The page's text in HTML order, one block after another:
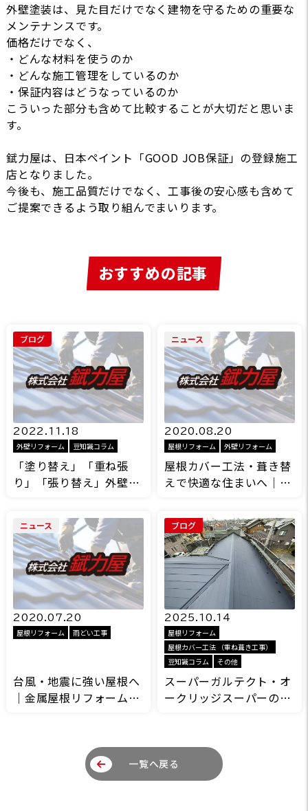
外壁塗装は、見た目だけでなく建物を守るための重要な
メンテナンスです。
価格だけでなく、
・どんな材料を使うのか
・どんな施工管理をしているのか
・保証内容はどうなっているのか
こういった部分も含めて比較することが大切だと思いま
す。
錻力屋は、日本ペイント「GOOD JOB保証」の登録施工
店となりました。
今後も、施工品質だけでなく、工事後の安心感も含めて
ご提案できるよう取り組んでまいります。
おすすめの記事
ブログ
2022.11.18
外壁リフォーム 豆知識コラム
「塗り替え」「重ね張
り」「張り替え」外壁リ
ニュース
2020.08.20
屋根リフォーム 外壁リフォーム
屋根カバー工法・葺き替
えで快適な住まいへ｜埼
ーム専門店 錻力屋（ぶり
きや）
ニュース
2020.07.20
屋根リフォーム 雨どい工事
台風・地震に強い屋根へ
｜金属屋根リフォームで
ブログ
2025.10.14
屋根リフォーム
屋根カバー工法 （重ね葺き工事）
豆知識コラム
その他
スーパーガルテクト・オ
ークリッジスーパーの屋
一覧へ戻る